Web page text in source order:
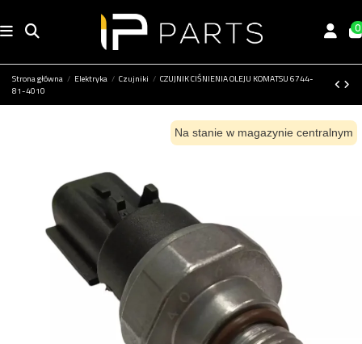
0
Strona główna Elektryka Czujniki
CZUJNIK CIŚNIENIA OLEJU KOMATSU 6744-
81-4010
Na stanie w magazynie centralnym